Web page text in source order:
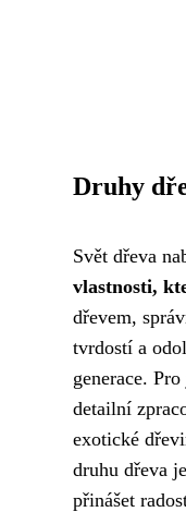
Druhy
Svět dřeva
vlastnosti,
dřevem,
tvrdostí a
generace.
detailní
exotické
druhu dřeva
přinášet